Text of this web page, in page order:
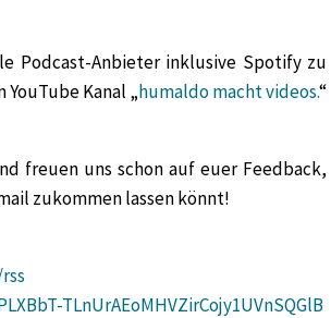
Podcast-Anbieter inklusive Spotify zu
Kanal „humaldo macht videos.“
freuen uns schon auf euer Feedback,
zukommen lassen könnt!
TLnUrAEoMHVZirCojy1UVnSQGlB